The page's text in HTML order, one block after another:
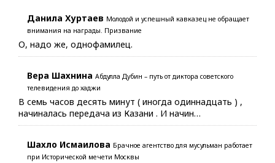
Данила Хуртаев Молодой и успешный кавказец не обращает
внимания на награды. Призвание
О, надо же, однофамилец.
Вера Шахнина Абдулла Дубин – путь от диктора советского
телевидения до хаджи
В семь часов десять минут ( иногда одиннадцать ) ,
начиналась передача из Казани . И начин…
Шахло Исмаилова Брачное агентство для мусульман работает
при Исторической мечети Москвы